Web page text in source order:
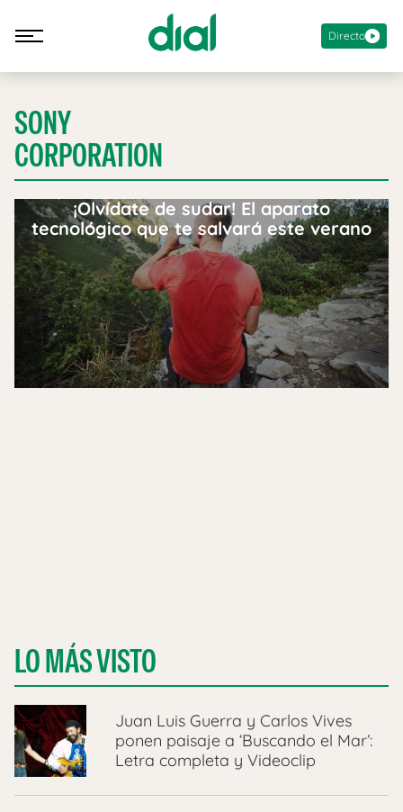
Directo
SONY
CORPORATION
¡Olvídate de sudar! El aparato
tecnológico que te salvará este verano
LO MÁS VISTO
Juan Luis Guerra y Carlos Vives
ponen paisaje a ‘Buscando el Mar’:
Letra completa y Videoclip